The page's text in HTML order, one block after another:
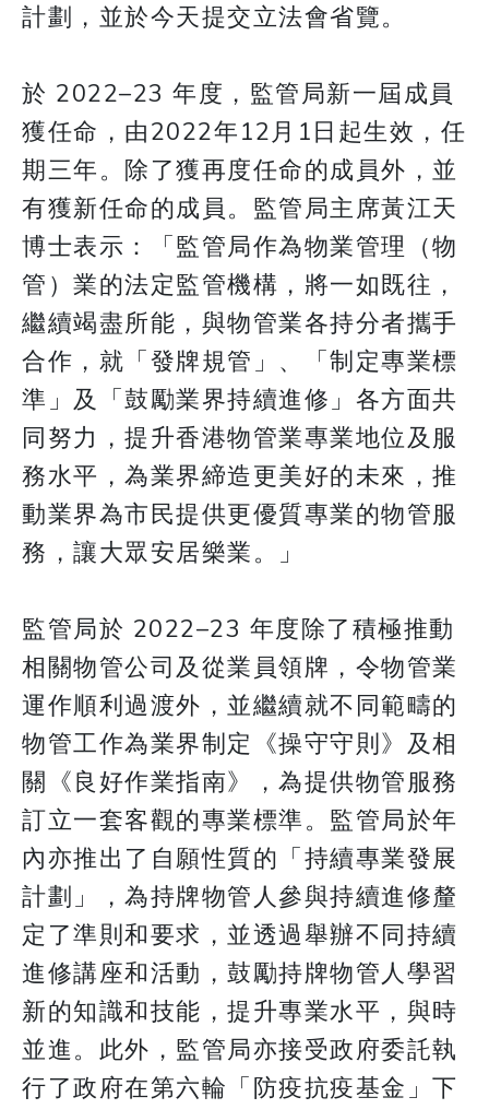
計劃，並於今天提交立法會省覽。
於 2022–23 年度，監管局新一屆成員
獲任命，由2022年12月1日起生效，任
期三年。除了獲再度任命的成員外，並
有獲新任命的成員。監管局主席黃江天
博士表示：「監管局作為物業管理（物
管）業的法定監管機構，將一如既往，
繼續竭盡所能，與物管業各持分者攜手
合作，就「發牌規管」、「制定專業標
準」及「鼓勵業界持續進修」各方面共
同努力，提升香港物管業專業地位及服
務水平，為業界締造更美好的未來，推
動業界為市民提供更優質專業的物管服
務，讓大眾安居樂業。」
監管局於 2022–23 年度除了積極推動
相關物管公司及從業員領牌，令物管業
運作順利過渡外，並繼續就不同範疇的
物管工作為業界制定《操守守則》及相
關《良好作業指南》，為提供物管服務
訂立一套客觀的專業標準。監管局於年
內亦推出了自願性質的「持續專業發展
計劃」，為持牌物管人參與持續進修釐
定了準則和要求，並透過舉辦不同持續
進修講座和活動，鼓勵持牌物管人學習
新的知識和技能，提升專業水平，與時
並進。此外，監管局亦接受政府委託執
行了政府在第六輪「防疫抗疫基金」下